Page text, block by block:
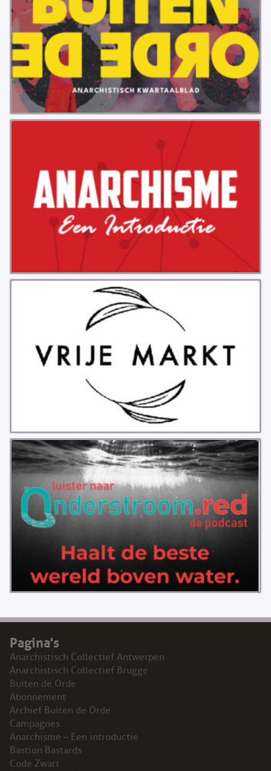
Pagina's
Anarchistisch Collectief Antwerpen
Anarchistisch Collectief Brugge
Buiten de Orde
Abonnement
Archief Buiten de Orde
Campagnes
Anarchisme – Een introductie
Bastion Bastards
Code Zwart